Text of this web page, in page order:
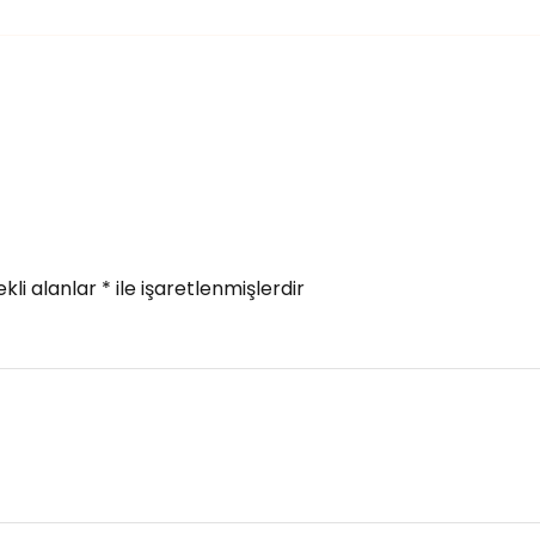
alanlar * ile işaretlenmişlerdir